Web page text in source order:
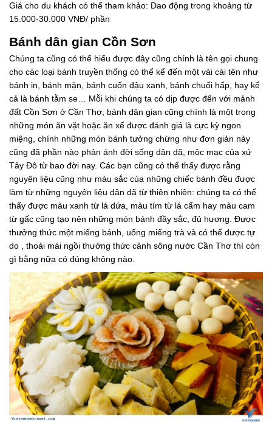
Giá cho du khách có thể tham khảo: Dao động trong khoảng từ
15.000-30.000 VNĐ/ phần
Bánh dân gian Cồn Sơn
Chúng ta cũng có thể hiểu được đây cũng chính là tên gọi chung
cho các loại bánh truyền thống có thể kể đến một vài cái tên như
bánh in, bánh mặn, bánh cuốn đậu xanh, bánh chuối hấp, hay kể
cả là bánh tằm se… Mỗi khi chúng ta có dịp được đến với mảnh
đất Cồn Sơn ở Cần Thơ, bánh dân gian cũng chính là một trong
những món ăn vặt hoặc ăn xế được đánh giá là cực kỳ ngon
miệng, chính những món bánh tưởng chừng như đơn giản này
cũng đã phần nào phản ánh đời sống dân dã, mộc mạc của xứ
Tây Đô từ bao đời nay. Các bạn cũng có thể thấy được rằng
nguyên liệu cũng như màu sắc của những chiếc bánh đều được
làm từ những nguyên liệu dân dã từ thiên nhiên: chúng ta có thể
thấy được màu xanh từ lá dứa, màu tím từ lá cẩm hay màu cam
từ gấc cũng tạo nên những món bánh đầy sắc, đủ hương. Được
thưởng thức một miếng bánh, uống miếng trà và có thể được tự
do , thoải mái ngồi thưởng thức cảnh sông nước Cần Thơ thì còn
gì bằng nữa có đúng không nào.